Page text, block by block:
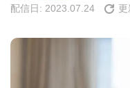
配信日: 2023.07.24 更